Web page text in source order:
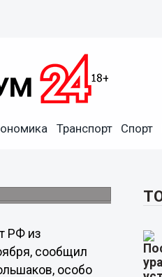
Транспорт Спорт
РФ из
сообщил
особо